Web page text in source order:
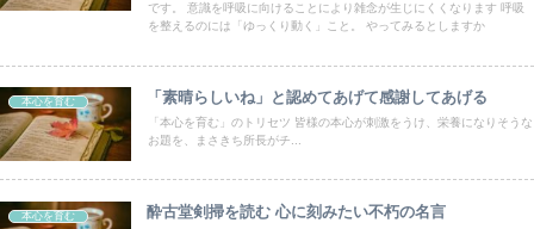
です。 意識を呼吸に向けることにより雑念が生じにくくなります 呼吸
を整えるのには「ゆっくり動く」こと。 やってみるとしますか
本心を育む 「素晴らしいね」と認めてあげて感謝してあげる
「本心を育む」のトリセツ 皆様の本心が刺激をうけ、栄養になりそうな
お題を、まさきち所長がチ...
本心を育む 酔古堂剣掃を読む 心に刻みたい不朽の名言